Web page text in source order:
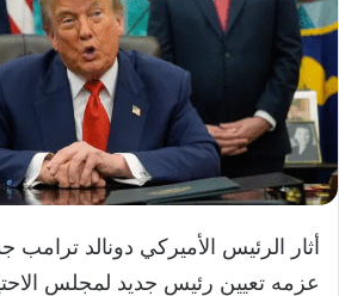
أثار الرئيس الأميركي دونالد ترامب
عزمه تعيين رئيس جديد لمجلس